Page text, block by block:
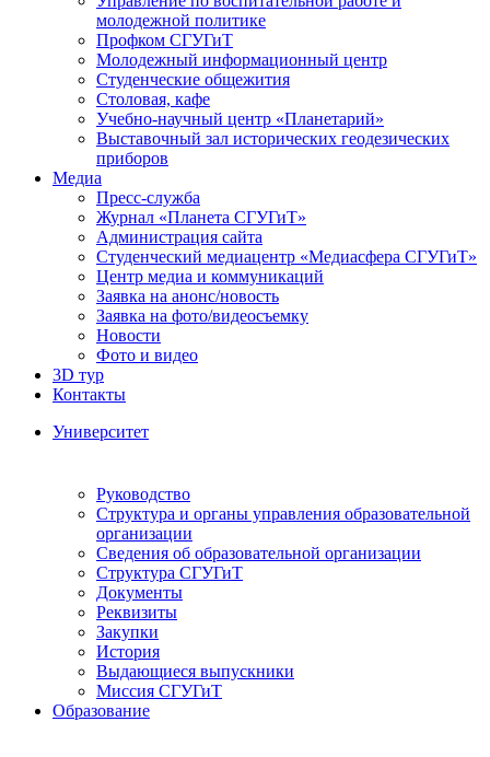
молодежной политике
Профком СГУГиТ
Молодежный информационный центр
Студенческие общежития
Столовая, кафе
Учебно-научный центр «Планетарий»
Выставочный зал исторических геодезических
приборов
Медиа
Пресс-служба
Журнал «Планета СГУГиТ»
Администрация сайта
Студенческий медиацентр «Медиасфера СГУГиТ»
Центр медиа и коммуникаций
Заявка на анонс/новость
Заявка на фото/видеосъемку
Новости
Фото и видео
3D тур
Контакты
Университет
Руководство
Структура и органы управления образовательной
организации
Сведения об образовательной организации
Структура СГУГиТ
Документы
Реквизиты
Закупки
История
Выдающиеся выпускники
Миссия СГУГиТ
Образование